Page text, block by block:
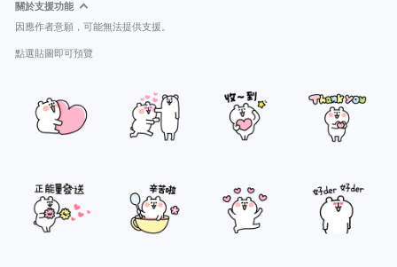
關於支援功能
因應作者意願，可能無法提供支援。
點選貼圖即可預覽